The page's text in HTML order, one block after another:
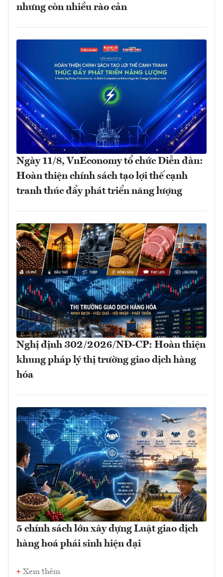
nhưng còn nhiều rào cản
Ngày 11/8, VnEconomy tổ chức Diễn đàn:
Hoàn thiện chính sách tạo lợi thế cạnh
tranh thúc đẩy phát triển năng lượng
Nghị định 302/2026/NĐ-CP: Hoàn thiện
khung pháp lý thị trường giao dịch hàng
hóa
5 chính sách lớn xây dựng Luật giao dịch
hàng hoá phái sinh hiện đại
Xem thêm